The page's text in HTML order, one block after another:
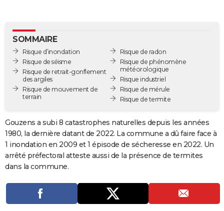
GUIDES D'ACHAT
BONS PLANS
CARTE DE VOEUX
Carte de Noël
Carte Bonne année
Carte Saint-Valentin
Carte Pâques
Carte d'anniversaire
DICTIONNAIRE
COPAINS D'AVANT
S'inscrire
Se connecter
Lycées
Collèges
Primaires
Universités
Entreprises
Service militaire
Avis de recherche
AVIS DE DÉCÈS
SOMMAIRE
Risque d’inondation
Risque de séisme
Risque de retrait-gonflement
des argiles
Risque de mouvement de
terrain
Risque de radon
Risque de phénomène
météorologique
Risque industriel
Risque de mérule
Risque de termite
Gouzens a subi 8 catastrophes naturelles depuis les années
1980, la dernière datant de 2022. La commune a dû faire face à
1 inondation en 2009 et 1 épisode de sécheresse en 2022. Un
arrêté préfectoral atteste aussi de la présence de termites
dans la commune.